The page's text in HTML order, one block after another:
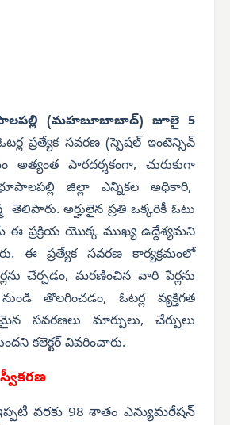
(మహబూబాబాద్) జూలై 5
ప్రత్యేక సవరణ (స్పెషల్ ఇంటెన్సివ్
అత్యంత పారదర్శకంగా, చురుకుగా
భూపాలపల్లి జిల్లా ఎన్నికల అధికారి,
తెలిపారు. అర్హులైన ప్రతి ఒక్కరికీ ఓటు
ఈ ప్రక్రియ యొక్క ముఖ్య ఉద్దేశ్యమని
ఈ ప్రత్యేక సవరణ కార్యక్రమంలో
చేర్చడం, మరణించిన వారి పేర్లను
తొలగించడం, ఓటర్ల వ్యక్తిగత
సవరణలు మార్పులు, చేర్పులు
కలెక్టర్ వివరించారు.
వరకు 98 శాతం ఎన్యుమరేషన్